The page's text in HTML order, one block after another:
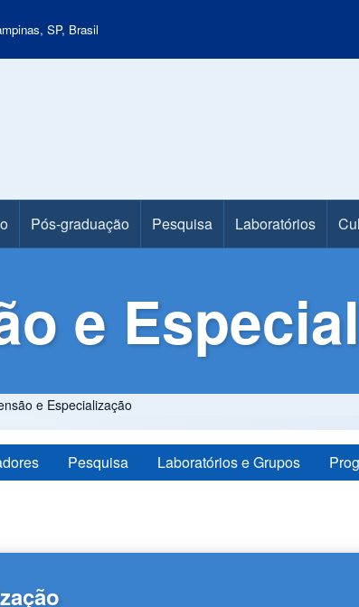
SP, Brasil
Pós-graduação Pesquisa Laboratórios
e
e Especialização
Pesquisa Laboratórios e Grupos